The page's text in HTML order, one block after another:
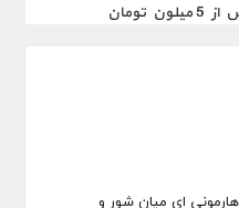
تومان
ای میان شور و